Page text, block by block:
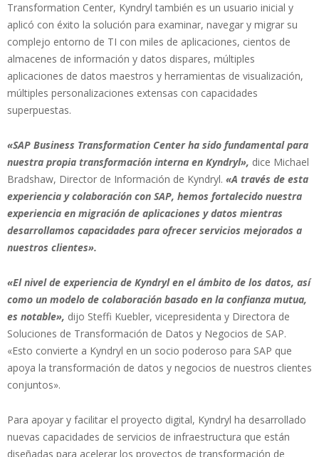
Transformation Center, Kyndryl también es un usuario inicial y
aplicó con éxito la solución para examinar, navegar y migrar su
complejo entorno de TI con miles de aplicaciones, cientos de
almacenes de información y datos dispares, múltiples
aplicaciones de datos maestros y herramientas de visualización,
múltiples personalizaciones extensas con capacidades
superpuestas.
«SAP Business Transformation Center ha sido fundamental para
nuestra propia transformación interna en Kyndryl», dice Michael
Bradshaw, Director de Información de Kyndryl. «A través de esta
experiencia y colaboración con SAP, hemos fortalecido nuestra
experiencia en migración de aplicaciones y datos mientras
desarrollamos capacidades para ofrecer servicios mejorados a
nuestros clientes».
«El nivel de experiencia de Kyndryl en el ámbito de los datos, así
como un modelo de colaboración basado en la confianza mutua,
es notable», dijo Steffi Kuebler, vicepresidenta y Directora de
Soluciones de Transformación de Datos y Negocios de SAP.
«Esto convierte a Kyndryl en un socio poderoso para SAP que
apoya la transformación de datos y negocios de nuestros clientes
conjuntos».
Para apoyar y facilitar el proyecto digital, Kyndryl ha desarrollado
nuevas capacidades de servicios de infraestructura que están
diseñadas para acelerar los proyectos de transformación de